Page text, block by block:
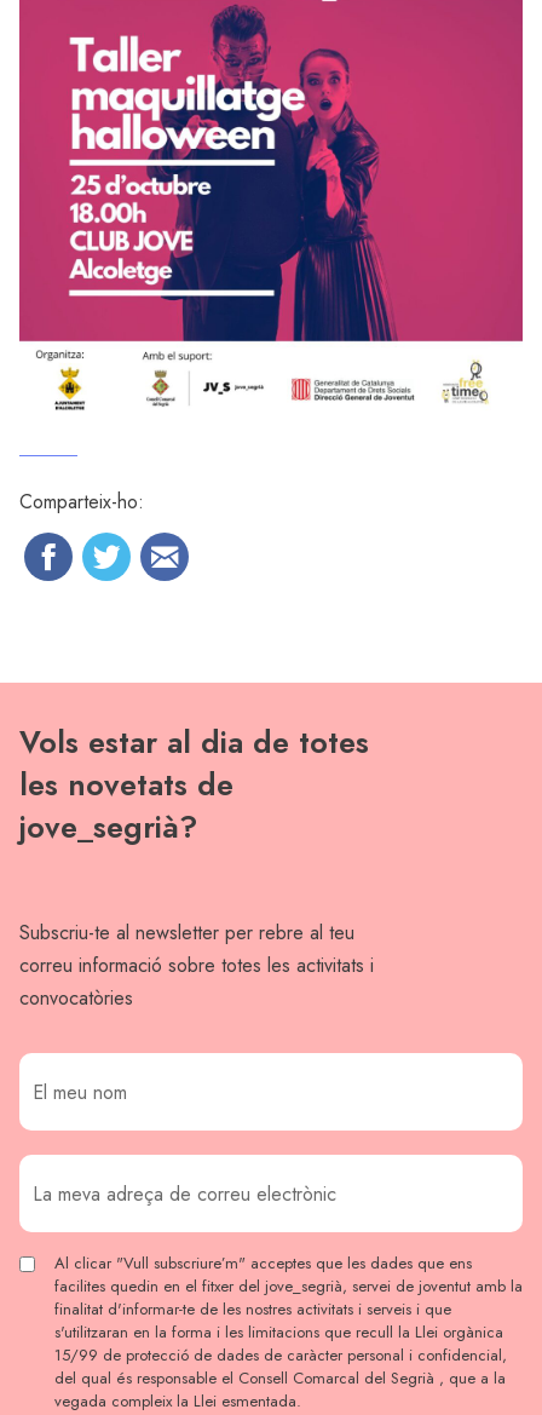
Comparteix-ho:
Vols estar al dia de totes
les novetats de
jove_segrià?
Subscriu-te al newsletter per rebre al teu
correu informació sobre totes les activitats i
convocatòries
Al clicar "Vull subscriure’m" acceptes que les dades que ens
facilites quedin en el fitxer del jove_segrià, servei de joventut amb la
finalitat d'informar-te de les nostres activitats i serveis i que
s'utilitzaran en la forma i les limitacions que recull la Llei orgànica
15/99 de protecció de dades de caràcter personal i confidencial,
del qual és responsable el Consell Comarcal del Segrià , que a la
vegada compleix la Llei esmentada.